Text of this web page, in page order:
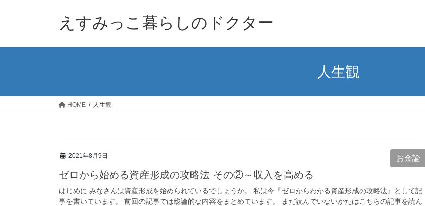
えすみっこ暮らしのドクター
人生観
HOME 人生観
2021年8月9日 お金論
ゼロから始める資産形成の攻略法 その②～収入を高める
はじめに みなさんは資産形成を始められているでしょうか。 私は今『ゼロからわかる資産形成の攻略法』として記
事を書いています。 前回の記事では総論的な内容をまとめています。 まだ読んでいないかたはこちらの記事を読ん